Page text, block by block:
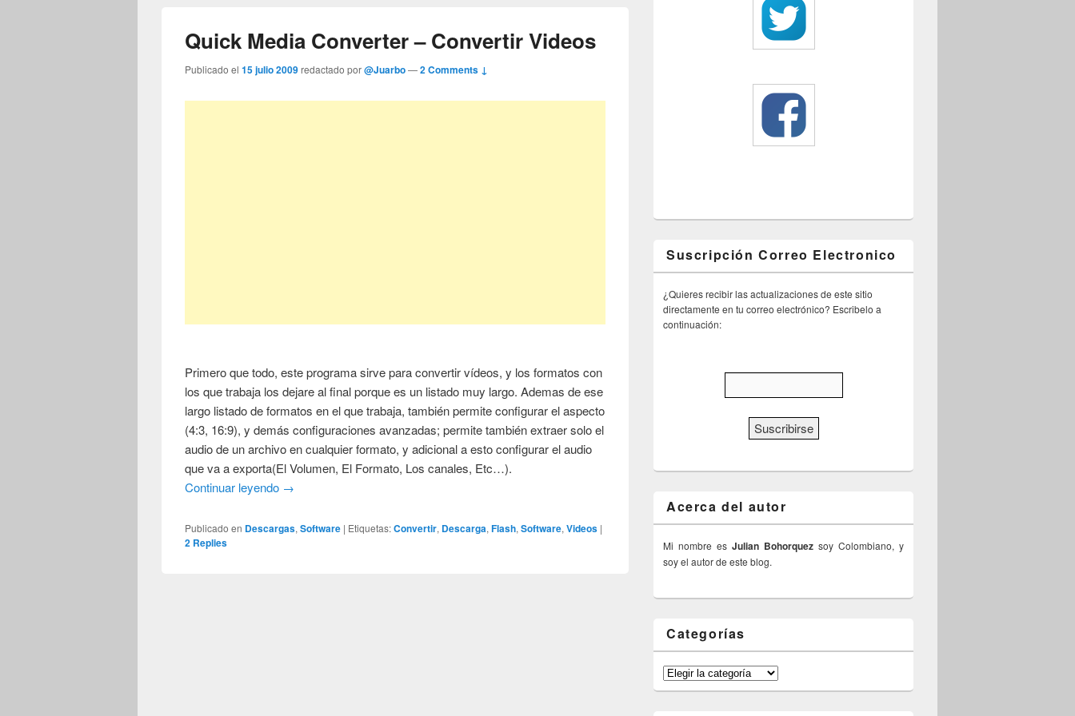
Quick Media Converter – Convertir Videos
Publicado el15 julio 2009redactado por@Juarbo—2 Comments ↓
Primero que todo, este programa sirve para convertir vídeos, y los formatos con
los que trabaja los dejare al final porque es un listado muy largo. Ademas de ese
largo listado de formatos en el que trabaja, también permite configurar el aspecto
(4:3, 16:9), y demás configuraciones avanzadas; permite también extraer solo el
audio de un archivo en cualquier formato, y adicional a esto configurar el audio
que va a exporta(El Volumen, El Formato, Los canales, Etc…).
Continuar leyendo →
Publicado en Descargas,Software | Etiquetas:Convertir, Descarga,Flash,Software,Videos |
2 Replies
Suscripción Correo Electronico
¿Quieres recibir las actualizaciones de este sitio
directamente en tu correo electrónico? Escribelo a
continuación:
Acerca del autor
Mi nombre es Julian Bohorquez soy Colombiano, y
soy el autor de este blog.
Categorías
Categorías